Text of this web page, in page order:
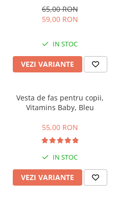
65,00 RON
59,00 RON
IN STOC
VEZI VARIANTE
Vesta de fas pentru copii,
Vitamins Baby, Bleu
55,00 RON
IN STOC
VEZI VARIANTE